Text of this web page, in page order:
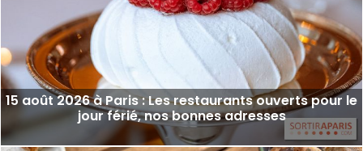
15 août 2026 à Paris : Les restaurants ouverts pour le
jour férié, nos bonnes adresses